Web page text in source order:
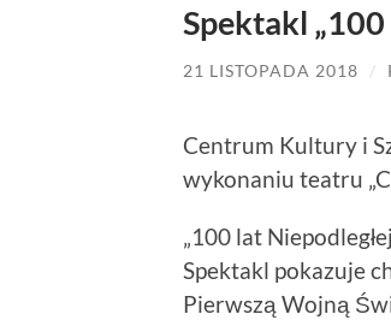
Spektakl „100
21 LISTOPADA 2018 /
Centrum Kultury i
wykonaniu teatru
„100 lat
Spektakl pokazuje
Pierwszą Wojną